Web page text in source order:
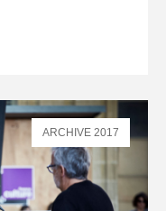
ARCHIVE 2017